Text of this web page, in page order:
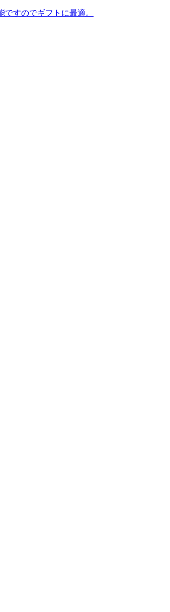
すのでギフトに最適。